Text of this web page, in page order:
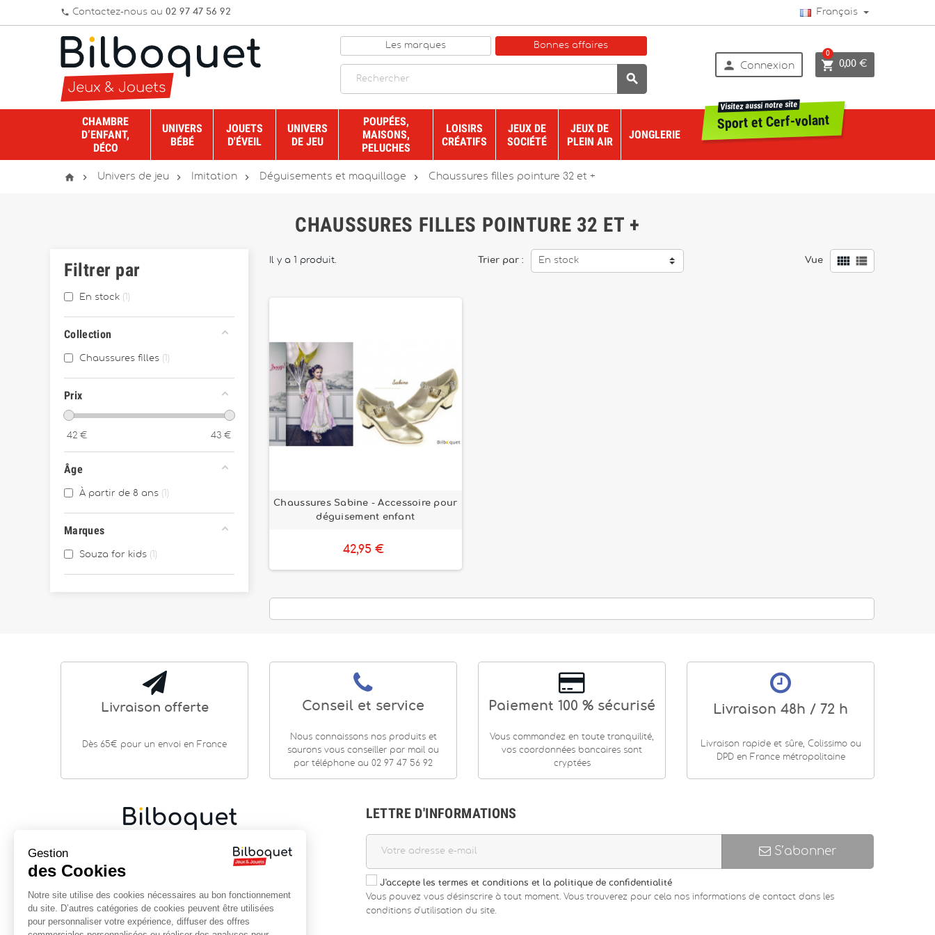
phone Contactez-nous au 02 97 47 56 92 Français
Les marques Bonnes affaires

 Connexion  0,00 €
0
CHAMBRE
D’ENFANT,
DÉCO
UNIVERS
BÉBÉ
JOUETS
D'ÉVEIL
UNIVERS
DE JEU
POUPÉES,
MAISONS,
PELUCHES
LOISIRS
CRÉATIFS
JEUX DE
SOCIÉTÉ
JEUX DE
PLEIN AIR
JONGLERIE
Sport et Cerf-volant
Visitez aussi notre site
  Univers de jeu  Imitation  Déguisements et maquillage  Chaussures filles pointure 32 et +
CHAUSSURES FILLES POINTURE 32 ET +
Filtrer par
En stock
Collection
Chaussures filles
Prix
42 € 43 €
Âge
À partir de 8 ans
Marques
Souza for kids
Il y a 1 produit. Trier par : En stock Vue  
Chaussures Sabine - Accessoire pour
déguisement enfant
42,95 €
Livraison offerte
Dès 65€ pour un envoi en France
Conseil et service
Nous connaissons nos produits et
saurons vous conseiller par mail ou
par téléphone au 02 97 47 56 92
Paiement 100 % sécurisé
Vous commandez en toute tranquilité,
vos coordonnées bancaires sont
cryptées
Livraison 48h / 72 h
Livraison rapide et sûre, Colissimo ou
DPD en France métropolitaine
Cadeaux de naissance Jouets en bois |Jeux de
société | Loisirs créatifs
Centre historique de Vannes
Près de la cathédrale
LETTRE D'INFORMATIONS
S’abonner
J'accepte les termes et conditions et la politique de confidentialité
Vous pouvez vous désinscrire à tout moment. Vous trouverez pour cela nos informations de contact dans les
conditions d'utilisation du site.
Gestion
des Cookies
Notre site utilise des cookies nécessaires au bon fonctionnement
du site. D’autres catégories de cookies peuvent être utilisées
pour personnaliser votre expérience, diffuser des offres